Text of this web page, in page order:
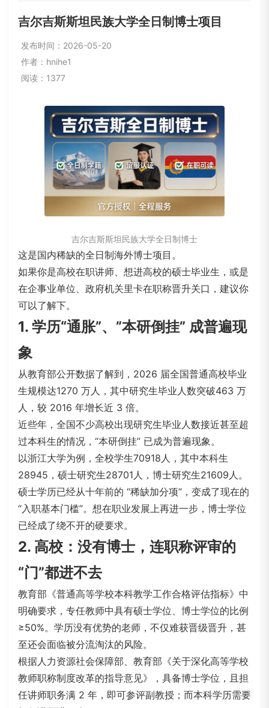
吉尔吉斯斯坦民族大学全日制博士项目
发布时间：2026-05-20
作者：hnihe1
阅读：1377
吉尔吉斯斯坦民族大学全日制博士
这是国内稀缺的全日制海外博士项目。
如果你是高校在职讲师、想进高校的硕士毕业生，或是
在企事业单位、政府机关里卡在职称晋升关口，建议你
可以了解下。
1. 学历“通胀”、”本研倒挂” 成普遍现
象
从教育部公开数据了解到，2026 届全国普通高校毕业
生规模达1270 万人，其中研究生毕业人数突破463 万
人，较 2016 年增长近 3 倍。
近些年，全国不少高校出现研究生毕业人数接近甚至超
过本科生的情况， “本研倒挂” 已成为普遍现象。
以浙江大学为例，全校学生70918人，其中本科生
28945，硕士研究生28701人，博士研究生21609人。
硕士学历已经从十年前的 “稀缺加分项”，变成了现在的
“入职基本门槛”。想在职业发展上再进一步，博士学位
已经成了绕不开的硬要求。
2. 高校：没有博士，连职称评审的
“门”都进不去
教育部《普通高等学校本科教学工作合格评估指标》中
明确要求，专任教师中具有硕士学位、博士学位的比例
≥50%。学历没有优势的老师，不仅难获晋级晋升，甚
至还会面临被分流淘汰的风险。
根据人力资源社会保障部、教育部《关于深化高等学校
教师职称制度改革的指导意见》，具备博士学位，且担
任讲师职务满 2 年，即可参评副教授；而本科学历需要